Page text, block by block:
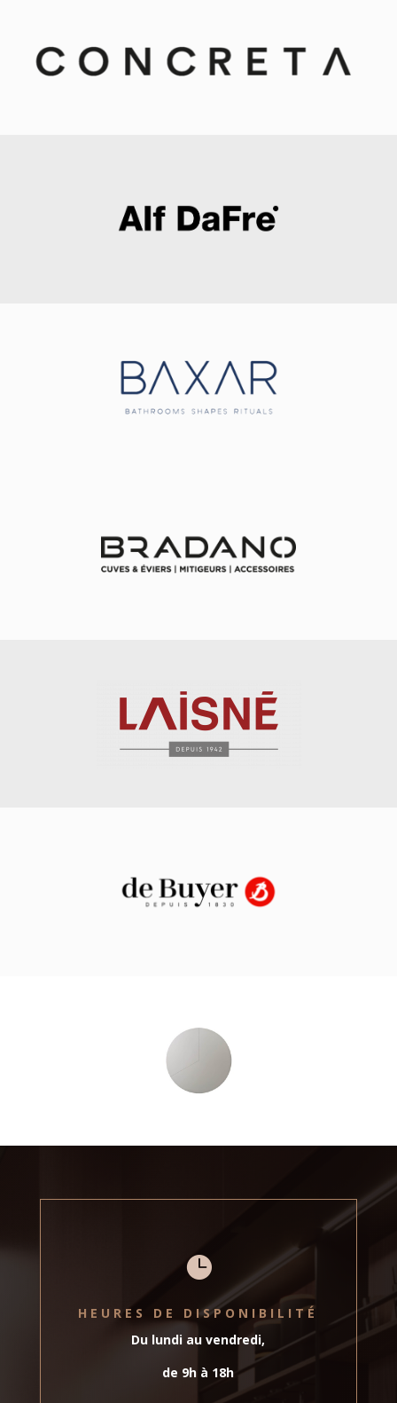

HEURES DE DISPONIBILITÉ
Du lundi au vendredi,
de 9h à 18h